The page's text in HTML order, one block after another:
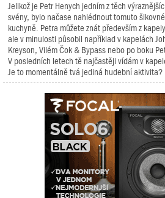
Jelikož je Petr Henych jedním z těch
svény, bylo načase nahlédnout tomuto
kuchyně. Petra můžete znát především z
ale v minulosti působil například v kapelách
Kreyson, Vilém Čok & Bypass nebo po boku
V posledních letech tě najčastěji vídám v
Je to momentálně tvá jediná hudební aktivita?